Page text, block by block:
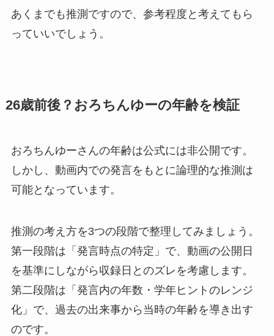
あくまでも推測ですので、参考程度と考えてもら
っていいでしょう。
26歳前後？おろちんゆーの年齢を検証
おろちんゆーさんの年齢は公式には非公開です。
しかし、動画内での発言をもとに論理的な推測は
可能となっています。
推測の考え方を3つの段階で整理してみましょう。
第一段階は「発言時点の特定」で、動画の公開日
を基準にしながら収録日とのズレを考慮します。
第二段階は「発言内の年数・学年ヒントのレンジ
化」で、過去の出来事から当時の年齢を導き出す
のです。